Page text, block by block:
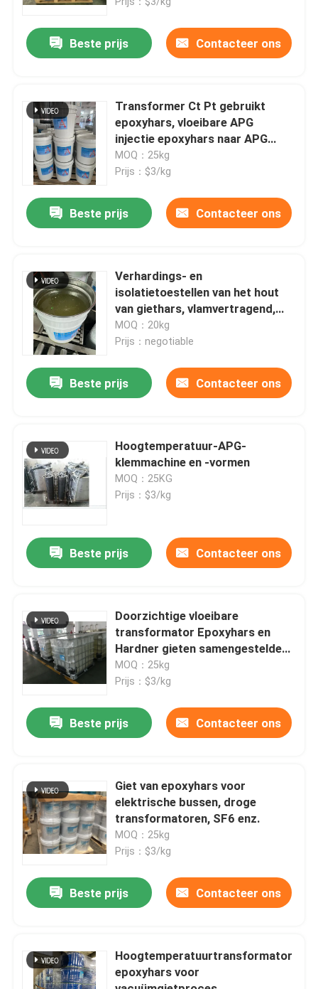
Producten
Over ons
Fabrieksreis
Contacteer ons
nieuws
Alle Gevallen
Kamertemperatuur die Epoxyhars geneest
Beste prijs Contacteer ons
Transformer Ct Pt gebruikt
epoxyhars, vloeibare APG
injectie epoxyhars naar APG
proces
MOQ：25kg
Prijs：$3/kg
Beste prijs Contacteer ons
Verhardings- en
isolatietoestellen van het hout
van giethars, vlamvertragend,
sneldrogend
MOQ：20kg
Prijs：negotiable
Beste prijs Contacteer ons
Hoogtemperatuur-APG-
klemmachine en -vormen
MOQ：25KG
Prijs：$3/kg
Beste prijs Contacteer ons
Doorzichtige vloeibare
transformator Epoxyhars en
Hardner gieten samengestelde
gieten
MOQ：25kg
Prijs：$3/kg
Beste prijs Contacteer ons
Giet van epoxyhars voor
elektrische bussen, droge
transformatoren, SF6 enz.
MOQ：25kg
Prijs：$3/kg
Beste prijs Contacteer ons
Hoogtemperatuurtransformator
epoxyhars voor